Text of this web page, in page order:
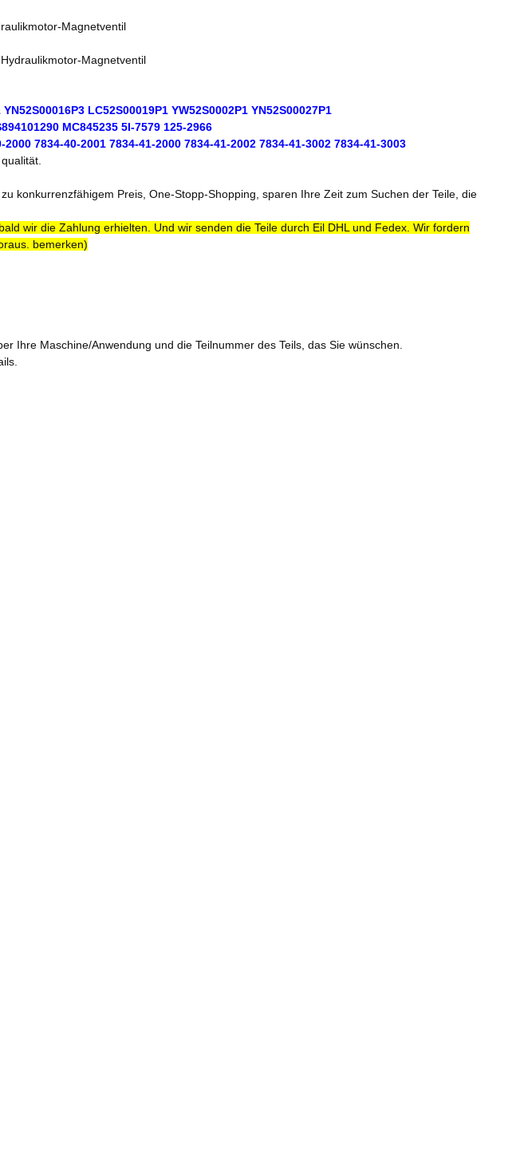
Magnetventil
Magnetventil
LC52S00019P1 YW52S0002P1 YN52S00027P1
MC845235 5I-7579 125-2966
7834-40-2001 7834-41-2000 7834-41-2002 7834-41-3002 7834-41-3003
konkurrenzfähigem Preis, One-Stopp-Shopping, sparen Ihre Zeit zum Suchen der Teile, die
wir die Zahlung erhielten. Und wir senden die Teile durch Eil DHL und Fedex. Wir fordern
bemerken)
Ihre Maschine/Anwendung und die Teilnummer des Teils, das Sie wünschen.